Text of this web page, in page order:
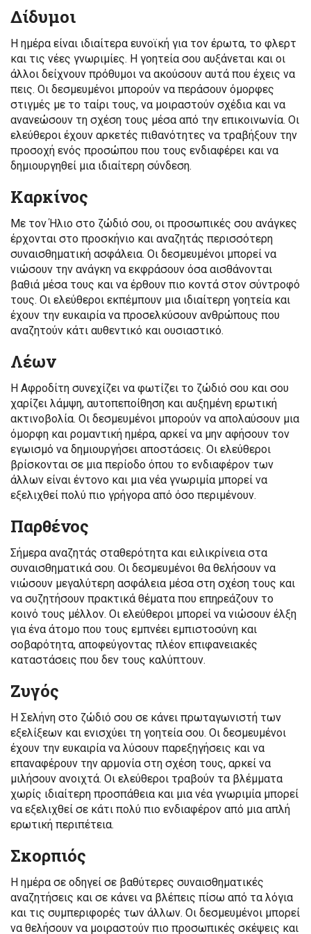
Δίδυμοι
Η ημέρα είναι ιδιαίτερα ευνοϊκή για τον έρωτα, το φλερτ
και τις νέες γνωριμίες. Η γοητεία σου αυξάνεται και οι
άλλοι δείχνουν πρόθυμοι να ακούσουν αυτά που έχεις να
πεις. Οι δεσμευμένοι μπορούν να περάσουν όμορφες
στιγμές με το ταίρι τους, να μοιραστούν σχέδια και να
ανανεώσουν τη σχέση τους μέσα από την επικοινωνία. Οι
ελεύθεροι έχουν αρκετές πιθανότητες να τραβήξουν την
προσοχή ενός προσώπου που τους ενδιαφέρει και να
δημιουργηθεί μια ιδιαίτερη σύνδεση.
Καρκίνος
Με τον Ήλιο στο ζώδιό σου, οι προσωπικές σου ανάγκες
έρχονται στο προσκήνιο και αναζητάς περισσότερη
συναισθηματική ασφάλεια. Οι δεσμευμένοι μπορεί να
νιώσουν την ανάγκη να εκφράσουν όσα αισθάνονται
βαθιά μέσα τους και να έρθουν πιο κοντά στον σύντροφό
τους. Οι ελεύθεροι εκπέμπουν μια ιδιαίτερη γοητεία και
έχουν την ευκαιρία να προσελκύσουν ανθρώπους που
αναζητούν κάτι αυθεντικό και ουσιαστικό.
Λέων
Η Αφροδίτη συνεχίζει να φωτίζει το ζώδιό σου και σου
χαρίζει λάμψη, αυτοπεποίθηση και αυξημένη ερωτική
ακτινοβολία. Οι δεσμευμένοι μπορούν να απολαύσουν μια
όμορφη και ρομαντική ημέρα, αρκεί να μην αφήσουν τον
εγωισμό να δημιουργήσει αποστάσεις. Οι ελεύθεροι
βρίσκονται σε μια περίοδο όπου το ενδιαφέρον των
άλλων είναι έντονο και μια νέα γνωριμία μπορεί να
εξελιχθεί πολύ πιο γρήγορα από όσο περιμένουν.
Παρθένος
Σήμερα αναζητάς σταθερότητα και ειλικρίνεια στα
συναισθηματικά σου. Οι δεσμευμένοι θα θελήσουν να
νιώσουν μεγαλύτερη ασφάλεια μέσα στη σχέση τους και
να συζητήσουν πρακτικά θέματα που επηρεάζουν το
κοινό τους μέλλον. Οι ελεύθεροι μπορεί να νιώσουν έλξη
για ένα άτομο που τους εμπνέει εμπιστοσύνη και
σοβαρότητα, αποφεύγοντας πλέον επιφανειακές
καταστάσεις που δεν τους καλύπτουν.
Ζυγός
Η Σελήνη στο ζώδιό σου σε κάνει πρωταγωνιστή των
εξελίξεων και ενισχύει τη γοητεία σου. Οι δεσμευμένοι
έχουν την ευκαιρία να λύσουν παρεξηγήσεις και να
επαναφέρουν την αρμονία στη σχέση τους, αρκεί να
μιλήσουν ανοιχτά. Οι ελεύθεροι τραβούν τα βλέμματα
χωρίς ιδιαίτερη προσπάθεια και μια νέα γνωριμία μπορεί
να εξελιχθεί σε κάτι πολύ πιο ενδιαφέρον από μια απλή
ερωτική περιπέτεια.
Σκορπιός
Η ημέρα σε οδηγεί σε βαθύτερες συναισθηματικές
αναζητήσεις και σε κάνει να βλέπεις πίσω από τα λόγια
και τις συμπεριφορές των άλλων. Οι δεσμευμένοι μπορεί
να θελήσουν να μοιραστούν πιο προσωπικές σκέψεις και